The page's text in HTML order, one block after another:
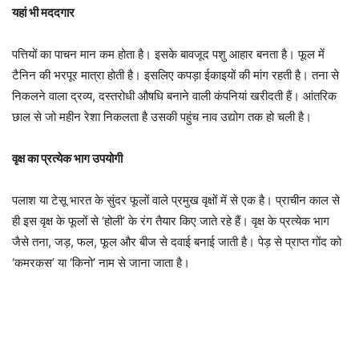
यहां भी मददगार
पत्तियों का पाचन मान कम होता है। इसके बावजूद पशु आहार बनता है। फूल में
टैनिन की भरपूर मात्रा होती है। इसलिए कपड़ा ईकाइयों की मांग रहती है। तना से
निकलने वाला द्रव्य, दस्तरोधी औषधि बनाने वाली कंपनियां खरीदती हैं। आंतरिक
छाल से जो महीन रेशा निकलता है उसकी पहुंच नाव उद्योग तक हो चली है।
वृक्ष का प्रत्येक भाग उपयोगी
पलाश या टेसू भारत के सुंदर फूलों वाले प्रमुख वृक्षों में से एक है। प्राचीन काल से
ही इस वृक्ष के फूलों से ‘होली’ के रंग तैयार किए जाते रहे हैं। वृक्ष के प्रत्येक भाग
जैसे तना, जड़, फल, फूल और बीज से दवाई बनाई जाती है। पेड़ से प्राप्त गोंद को
‘कमरकस’ या ‘किनो’ नाम से जाना जाता है।